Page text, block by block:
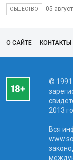
ОБЩЕСТВО 05
О САЙТЕ КОНТАКТЫ
©
2013
Вся